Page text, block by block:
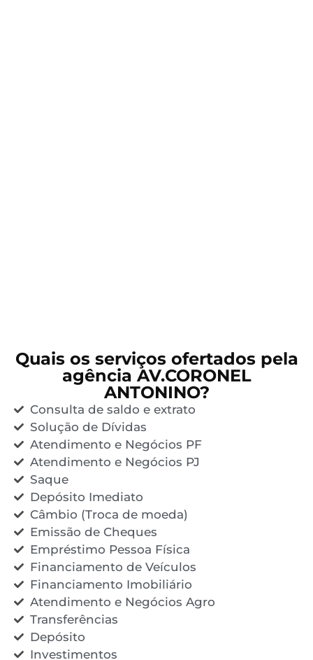
Quais os serviços ofertados pela
agência AV.CORONEL
ANTONINO?
Consulta de saldo e extrato
Solução de Dívidas
Atendimento e Negócios PF
Atendimento e Negócios PJ
Saque
Depósito Imediato
Câmbio (Troca de moeda)
Emissão de Cheques
Empréstimo Pessoa Física
Financiamento de Veículos
Financiamento Imobiliário
Atendimento e Negócios Agro
Transferências
Depósito
Investimentos